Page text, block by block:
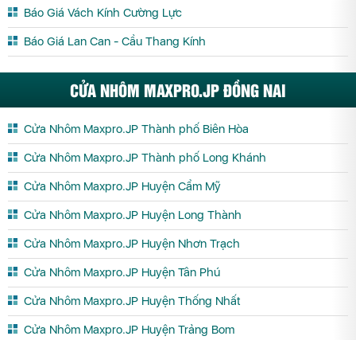
Báo Giá Vách Kính Cường Lực
Báo Giá Lan Can - Cầu Thang Kính
CỬA NHÔM MAXPRO.JP ĐỒNG NAI
Cửa Nhôm Maxpro.JP Thành phố Biên Hòa
Cửa Nhôm Maxpro.JP Thành phố Long Khánh
Cửa Nhôm Maxpro.JP Huyện Cẩm Mỹ
Cửa Nhôm Maxpro.JP Huyện Long Thành
Cửa Nhôm Maxpro.JP Huyện Nhơn Trạch
Cửa Nhôm Maxpro.JP Huyện Tân Phú
Cửa Nhôm Maxpro.JP Huyện Thống Nhất
Cửa Nhôm Maxpro.JP Huyện Trảng Bom